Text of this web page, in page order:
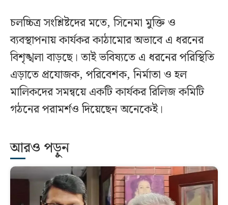
চলচ্চিত্র সংশ্লিষ্টদের মতে, সিনেমা মুক্তি ও
ব্যবস্থাপনায় কার্যকর কাঠামোর অভাবে এ ধরনের
বিশৃঙ্খলা বাড়ছে। তাই ভবিষ্যতে এ ধরনের পরিস্থিতি
এড়াতে প্রযোজক, পরিবেশক, নির্মাতা ও হল
মালিকদের সমন্বয়ে একটি কার্যকর রিলিজ কমিটি
গঠনের পরামর্শও দিয়েছেন অনেকেই।
আরও পড়ুন